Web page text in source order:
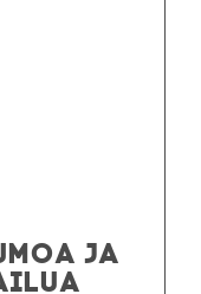
JA